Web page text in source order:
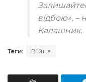
відбою», –
Калашник.
Теги: Війна